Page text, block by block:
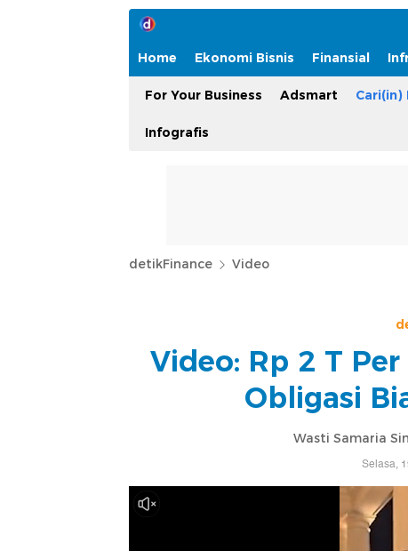
Home Ekonomi Bisnis Finansial
For Your Business Adsmart Cari(in)
Infografis
detikFinance Video
Video: Rp 2 T
Obligasi
Wasti Samaria
Selasa,